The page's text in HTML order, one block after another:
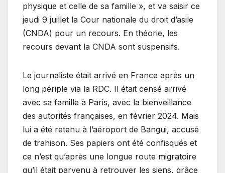
physique et celle de sa famille », et va saisir ce
jeudi 9 juillet la Cour nationale du droit d’asile
(CNDA) pour un recours. En théorie, les
recours devant la CNDA sont suspensifs.
Le journaliste était arrivé en France après un
long périple via la RDC. Il était censé arrivé
avec sa famille à Paris, avec la bienveillance
des autorités françaises, en février 2024. Mais
lui a été retenu à l’aéroport de Bangui, accusé
de trahison. Ses papiers ont été confisqués et
ce n’est qu’après une longue route migratoire
qu’il était parvenu à retrouver les siens, grâce